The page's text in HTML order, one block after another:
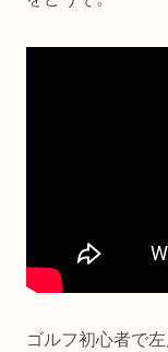
ゴルフ初心者で